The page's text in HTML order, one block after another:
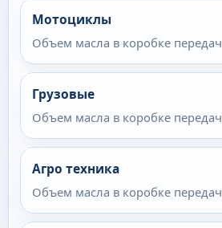
Мотоциклы
Объем масла в коробке передач
Грузовые
Объем масла в коробке передач
Агро техника
Объем масла в коробке передач